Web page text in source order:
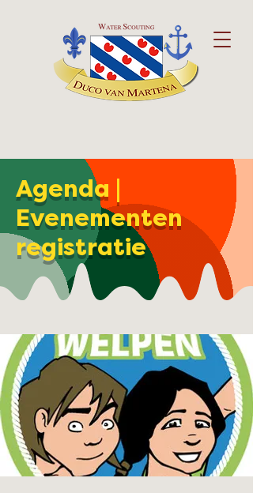
Agenda |
Evenementen
registratie